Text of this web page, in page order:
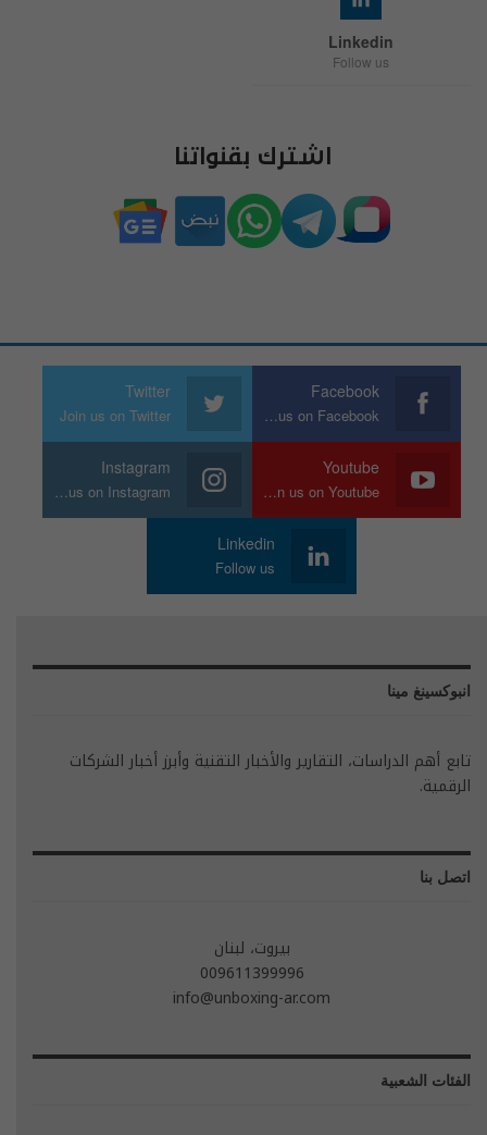
Linkedin
Follow us
اشترك بقنواتنا
Facebook
Join us on Facebook
Twitter
Join us on Twitter
Youtube
Join us on Youtube
Instagram
Join us on Instagram
Linkedin
Follow us
انبوكسينغ مينا
تابع أهم الدراسات، التقارير والأخبار التقنية وأبرز أخبار الشركات
الرقمية.
اتصل بنا
بيروت، لبنان
009611399996
info@unboxing-ar.com
الفئات الشعبية